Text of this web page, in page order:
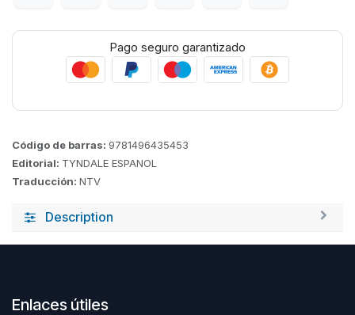
Pago seguro garantizado
Código de barras: 9781496435453
Editorial: TYNDALE ESPANOL
Traducción: NTV
Description
Enlaces útiles